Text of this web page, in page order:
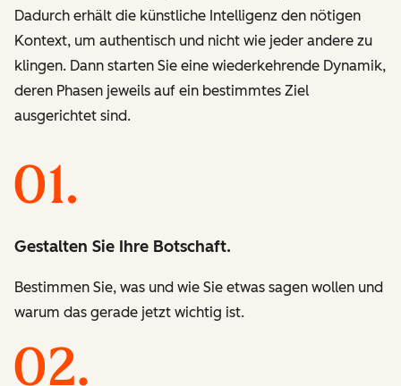
Dadurch erhält die künstliche Intelligenz den nötigen
Kontext, um authentisch und nicht wie jeder andere zu
klingen. Dann starten Sie eine wiederkehrende Dynamik,
deren Phasen jeweils auf ein bestimmtes Ziel
ausgerichtet sind.
Gestalten Sie Ihre Botschaft.
Bestimmen Sie, was und wie Sie etwas sagen wollen und
warum das gerade jetzt wichtig ist.